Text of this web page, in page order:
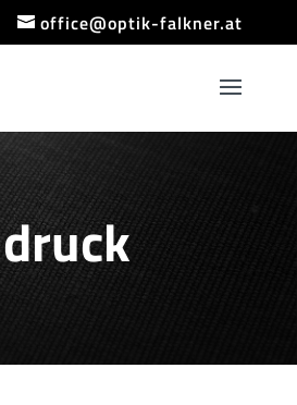
office@optik-falkner.at